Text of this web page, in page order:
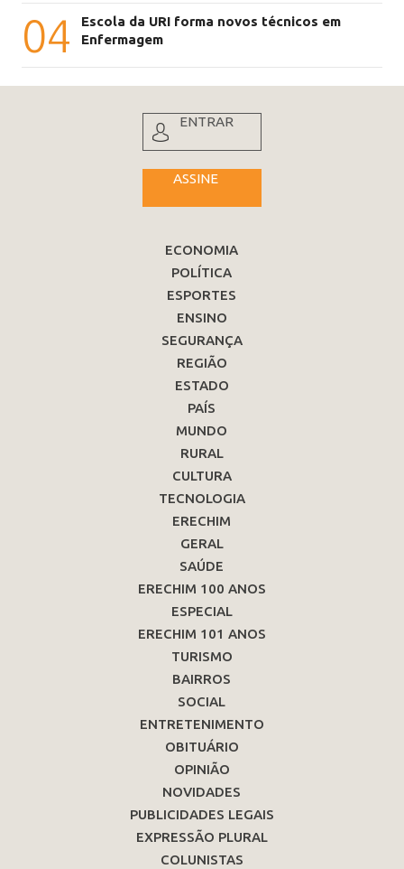
04
Escola da URI forma novos técnicos em
Enfermagem
ENTRAR
ASSINE
ECONOMIA
POLÍTICA
ESPORTES
ENSINO
SEGURANÇA
REGIÃO
ESTADO
PAÍS
MUNDO
RURAL
CULTURA
TECNOLOGIA
ERECHIM
GERAL
SAÚDE
ERECHIM 100 ANOS
ESPECIAL
ERECHIM 101 ANOS
TURISMO
BAIRROS
SOCIAL
ENTRETENIMENTO
OBITUÁRIO
OPINIÃO
NOVIDADES
PUBLICIDADES LEGAIS
EXPRESSÃO PLURAL
COLUNISTAS